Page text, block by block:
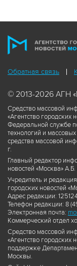
Обратная связь
© 2013-2026 АГН
Средство массовой
«Агентство городских
Федеральной службе
технологий и
средства массовой
г.
Главный редактор
новостей «Москва»
Учредитель и
городских новостей
Адрес редакции:
Телефон редакции: 8
Электронная почта:
Коммерческий отдел
Средство массовой
«Агентство городских
поддержке
Москвы.